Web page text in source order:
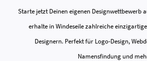
Starte jetzt Deinen eigenen Designwettbewerb
erhalte in Windeseile zahlreiche
Designern. Perfekt für Logo-Design,
Namensfindung und